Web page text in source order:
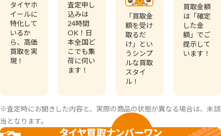
タイヤホ
イールに
特化して
いるか
ら、高価
買取を実
現！
査定申し
込みは
24時間
OK！日
本全国ど
こでも集
荷に伺い
ます！
「買取金
額を受け
取るだ
け」とい
うシンプ
ルな買取
スタイ
ル！
買取金額
は「確定
した金
額」でご
提示して
います！
※査定時にお聞きした内容と、実際の商品の状態が異なる場合は、未該
当となります。
タイヤ買取ナンバーワン